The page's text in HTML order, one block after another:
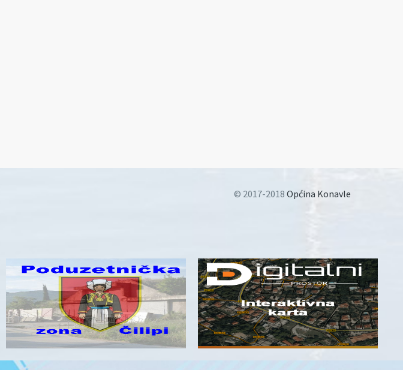
© 2017-2018 Općina Konavle